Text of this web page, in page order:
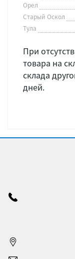
Орел
Старый Оскол
Тула
При
товара на
склада
дней.